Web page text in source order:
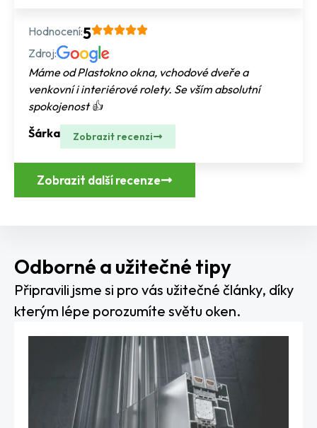
Hodnocení:5
Zdroj:
Máme od Plastokno okna, vchodové dveře a
venkovní i interiérové rolety. Se vším absolutní
spokojenost 👍
Šárka
Zobrazit recenzi
Zobrazit další recenze
Odborné a užitečné tipy
Připravili jsme si pro vás užitečné články, díky
kterým lépe porozumíte světu oken.